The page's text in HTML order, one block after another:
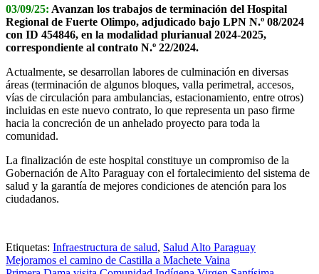
03/09/25: Avanzan los trabajos de terminación del Hospital
Regional de Fuerte Olimpo, adjudicado bajo LPN N.º 08/2024
con ID 454846, en la modalidad plurianual 2024-2025,
correspondiente al contrato N.º 22/2024.
Actualmente, se desarrollan labores de culminación en diversas
áreas (terminación de algunos bloques, valla perimetral, accesos,
vías de circulación para ambulancias, estacionamiento, entre otros)
incluidas en este nuevo contrato, lo que representa un paso firme
hacia la concreción de un anhelado proyecto para toda la
comunidad.
La finalización de este hospital constituye un compromiso de la
Gobernación de Alto Paraguay con el fortalecimiento del sistema de
salud y la garantía de mejores condiciones de atención para los
ciudadanos.
Etiquetas: Infraestructura de salud, Salud Alto Paraguay
Navegación
Mejoramos el camino de Castilla a Machete Vaina